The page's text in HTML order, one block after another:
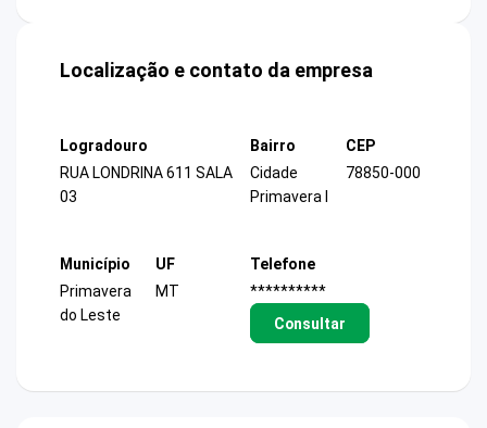
Localização e contato da empresa
Logradouro
RUA LONDRINA 611 SALA
03
Bairro
Cidade
Primavera I
CEP
78850-000
Município
Primavera
do Leste
UF
MT
Telefone
**********
Consultar